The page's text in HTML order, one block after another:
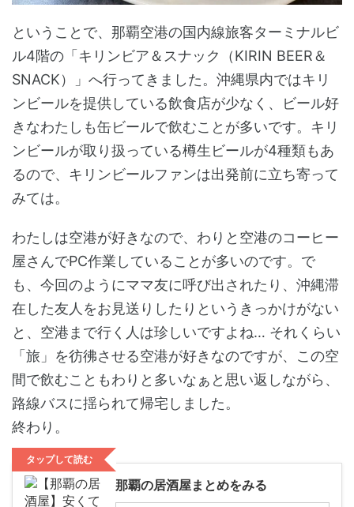
ということで、那覇空港の国内線旅客ターミナルビ
ル4階の「キリンビア＆スナック（KIRIN BEER＆
SNACK）」へ行ってきました。沖縄県内ではキリ
ンビールを提供している飲食店が少なく、ビール好
きなわたしも缶ビールで飲むことが多いです。キリ
ンビールが取り扱っている樽生ビールが4種類もあ
るので、キリンビールファンは出発前に立ち寄って
みては。
わたしは空港が好きなので、わりと空港のコーヒー
屋さんでPC作業していることが多いのです。で
も、今回のようにママ友に呼び出されたり、沖縄滞
在した友人をお見送りしたりというきっかけがない
と、空港まで行く人は珍しいですよね… それくらい
「旅」を彷彿させる空港が好きなのですが、この空
間で飲むこともわりと多いなぁと思い返しながら、
路線バスに揺られて帰宅しました。
終わり。
タップして読む
那覇の居酒屋まとめをみる